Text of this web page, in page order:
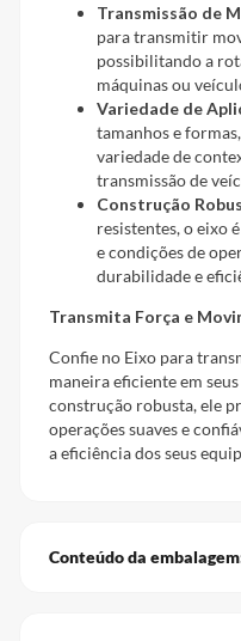
Transmissão de
para transmitir
possibilitando a
máquinas ou
Variedade de
tamanhos e
variedade de
transmissão de
Construção
resistentes, o eixo
e condições de
durabilidade e
Transmita Força e
Confie no Eixo para
maneira eficiente em
construção robusta, ele
operações suaves e
a eficiência dos seus
Conteúdo da